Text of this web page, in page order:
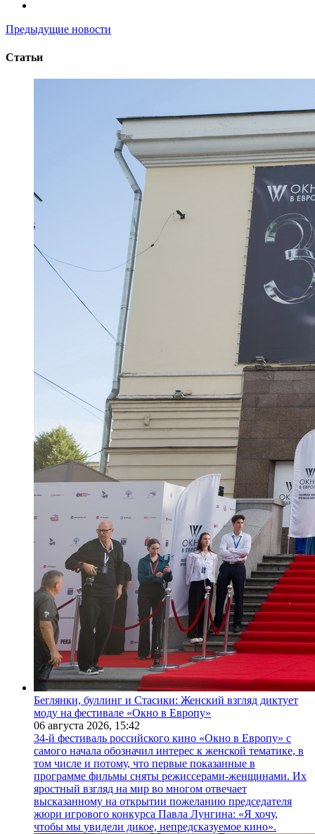
Предыдущие новости
Статьи
Беглянки, буллинг и Стасики: Женский взгляд диктует
моду на фестивале «Окно в Европу»
06 августа 2026, 15:42
34-й фестиваль российского кино «Окно в Европу» с
самого начала обозначил интерес к женской тематике, в
том числе и потому, что первые показанные в
программе фильмы сняты режиссерами-женщинами. Их
яростный взгляд на мир во многом отвечает
высказанному на открытии пожеланию председателя
жюри игрового конкурса Павла Лунгина: «Я хочу,
чтобы мы увидели дикое, непредсказуемое кино».